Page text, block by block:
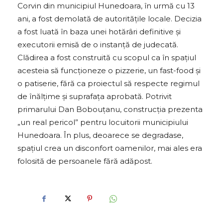
Corvin din municipiul Hunedoara, în urmă cu 13
ani, a fost demolată de autorităţile locale. Decizia
a fost luată în baza unei hotărâri definitive şi
executorii emisă de o instanţă de judecată.
Clădirea a fost construită cu scopul ca în spaţiul
acesteia să funcţioneze o pizzerie, un fast-food şi
o patiserie, fără ca proiectul să respecte regimul
de înălţime şi suprafaţa aprobată. Potrivit
primarului Dan Bobouţanu, construcția prezenta
„un real pericol” pentru locuitorii municipiului
Hunedoara. În plus, deoarece se degradase,
spaţiul crea un disconfort oamenilor, mai ales era
folosită de persoanele fără adăpost.